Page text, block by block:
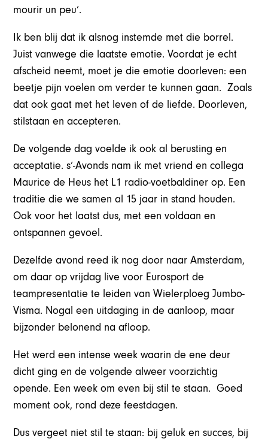
mourir un peu’.
Ik ben blij dat ik alsnog instemde met die borrel.
Juist vanwege die laatste emotie. Voordat je echt
afscheid neemt, moet je die emotie doorleven: een
beetje pijn voelen om verder te kunnen gaan. Zoals
dat ook gaat met het leven of de liefde. Doorleven,
stilstaan en accepteren.
De volgende dag voelde ik ook al berusting en
acceptatie. s’-Avonds nam ik met vriend en collega
Maurice de Heus het L1 radio-voetbaldiner op. Een
traditie die we samen al 15 jaar in stand houden.
Ook voor het laatst dus, met een voldaan en
ontspannen gevoel.
Dezelfde avond reed ik nog door naar Amsterdam,
om daar op vrijdag live voor Eurosport de
teampresentatie te leiden van Wielerploeg Jumbo-
Visma. Nogal een uitdaging in de aanloop, maar
bijzonder belonend na afloop.
Het werd een intense week waarin de ene deur
dicht ging en de volgende alweer voorzichtig
opende. Een week om even bij stil te staan. Goed
moment ook, rond deze feestdagen.
Dus vergeet niet stil te staan: bij geluk en succes, bij